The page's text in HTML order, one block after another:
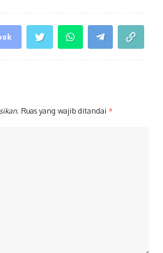
Ruas yang wajib ditandai *